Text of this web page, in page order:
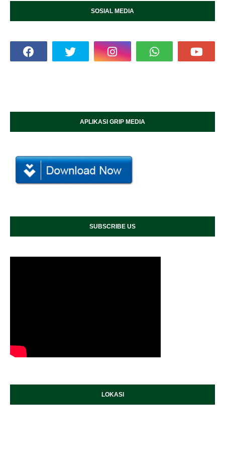
SOSIAL MEDIA
APLIKASI GRIP MEDIA
SUBSCRIBE US
LOKASI